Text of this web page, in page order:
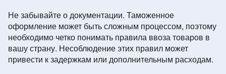
Не забывайте о документации. Таможенное
оформление может быть сложным процессом, поэтому
необходимо четко понимать правила ввоза товаров в
вашу страну. Несоблюдение этих правил может
привести к задержкам или дополнительным расходам.